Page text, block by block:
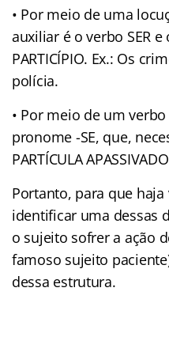
• Por meio de uma
auxiliar é o verbo SER
PARTICÍPIO. Ex.: Os
polícia.
• Por meio de um
pronome -SE, que,
PARTÍCULA
Portanto, para que haja
identificar uma dessas
o sujeito sofrer a ação
famoso sujeito
dessa estrutura.